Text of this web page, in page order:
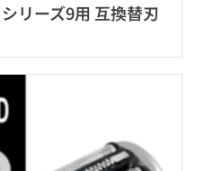
リーズ9用 互換替刃